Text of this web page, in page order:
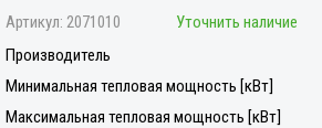
Артикул: 2071010
Уточнить наличие
Производитель
Минимальная тепловая мощность [кВт]
Максимальная тепловая мощность [кВт]